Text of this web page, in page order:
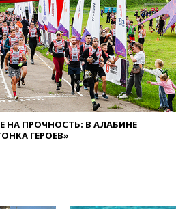
вчера, 21:10РФ не получала
обращений о прекращении
концессии строительства ж/д
в Армении
вчера, 21:00 В России вновь
обсуждают эксперимент по
онлайн-продаже алкоголя
вчера, 20:45Матвиенко:
россиянам могут
рекомендовать не посещать
НА ПРОЧНОСТЬ: В АЛАБИНЕ
ГЕРОЕВ»